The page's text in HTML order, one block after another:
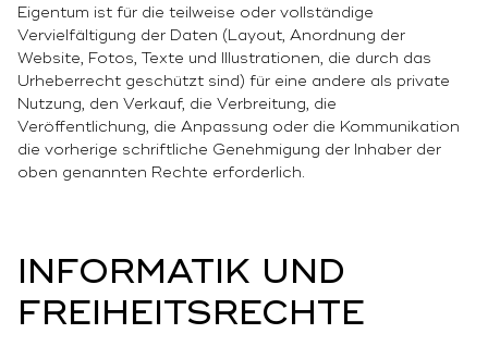
Eigentum ist für die teilweise oder vollständige
Vervielfältigung der Daten (Layout, Anordnung der
Website, Fotos, Texte und Illustrationen, die durch das
Urheberrecht geschützt sind) für eine andere als private
Nutzung, den Verkauf, die Verbreitung, die
Veröffentlichung, die Anpassung oder die Kommunikation
die vorherige schriftliche Genehmigung der Inhaber der
oben genannten Rechte erforderlich.
INFORMATIK UND
FREIHEITSRECHTE